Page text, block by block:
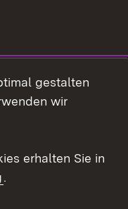
gestalten
wir
erhalten Sie in
.